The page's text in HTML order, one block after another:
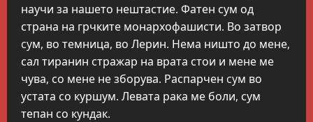
научи за нашето нештастие. Фатен сум од
страна на грчките монархофашисти. Во затвор
cyм, во темница, во Лерин. Нема ништо до мене,
сал тиранин стражар на врата стои и мене ме
чува, со мене не зборува. Распарчен cyм во
устата со куршум. Левата рака ме боли, сум
тепан со кундак.